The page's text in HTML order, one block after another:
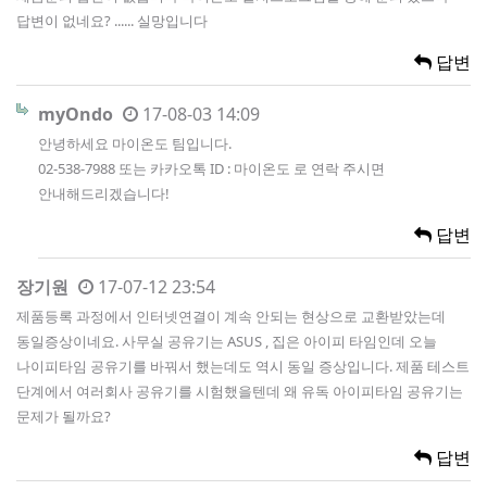
답변이 없네요? ...... 실망입니다
답변
myOndo 17-08-03 14:09
안녕하세요 마이온도 팀입니다.
02-538-7988 또는 카카오톡 ID : 마이온도 로 연락 주시면
안내해드리겠습니다!
답변
장기원 17-07-12 23:54
제품등록 과정에서 인터넷연결이 계속 안되는 현상으로 교환받았는데
동일증상이네요. 사무실 공유기는 ASUS , 집은 아이피 타임인데 오늘
나이피타임 공유기를 바꿔서 했는데도 역시 동일 증상입니다. 제품 테스트
단계에서 여러회사 공유기를 시험했을텐데 왜 유독 아이피타임 공유기는
문제가 될까요?
답변